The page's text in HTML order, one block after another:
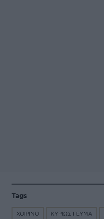
Tags
ΧΟΙΡΙΝΟ ΚΥΡΙΩΣ ΓΕΥΜΑ